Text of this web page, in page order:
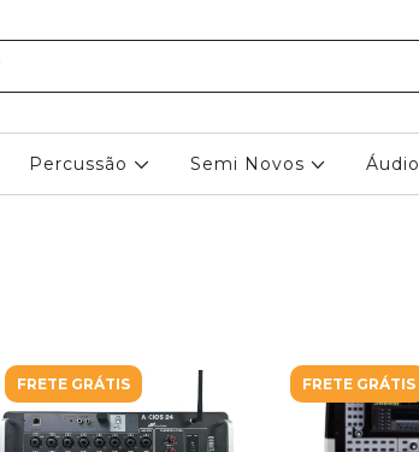
Percussão Semi Novos Áudio
FRETE GRÁTIS FRETE GRÁTIS